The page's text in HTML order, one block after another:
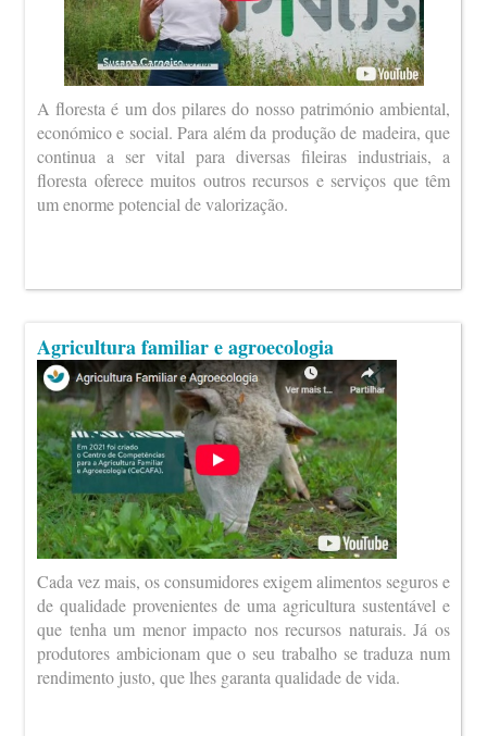
A floresta é um dos pilares do nosso património ambiental,
económico e social. Para além da produção de madeira, que
continua a ser vital para diversas fileiras industriais, a
floresta oferece muitos outros recursos e serviços que têm
um enorme potencial de valorização.
Agricultura familiar e agroecologia
Cada vez mais, os consumidores exigem alimentos seguros e
de qualidade provenientes de uma agricultura sustentável e
que tenha um menor impacto nos recursos naturais. Já os
produtores ambicionam que o seu trabalho se traduza num
rendimento justo, que lhes garanta qualidade de vida.